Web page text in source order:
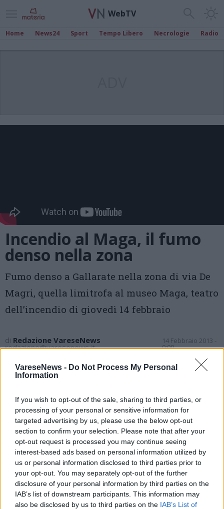
VareseNews - Do Not Process My Personal
Information
If you wish to opt-out of the sale, sharing to third parties, or
processing of your personal or sensitive information for
targeted advertising by us, please use the below opt-out
section to confirm your selection. Please note that after your
opt-out request is processed you may continue seeing
interest-based ads based on personal information utilized by
us or personal information disclosed to third parties prior to
your opt-out. You may separately opt-out of the further
disclosure of your personal information by third parties on the
IAB’s list of downstream participants. This information may
also be disclosed by us to third parties on the IAB’s List of
WebTV
Home News24 Sport Tempo Libero Necrologie Radio
Incendio al Maga, il fumo
denso nella zona
Fumo denso a Gallarate nella zona di via De
Magri, quella limitrofa al museo Maga, teatro
dell’incendio di giovedì 14 febbraio
di Redazione VareseNews
redazione@varesenews.it
14 Febbraio 2013 -
0:00
Vota
ADV